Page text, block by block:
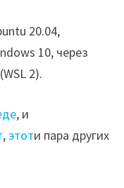
20.04,
10, через
2).
, и
,этоти пара других